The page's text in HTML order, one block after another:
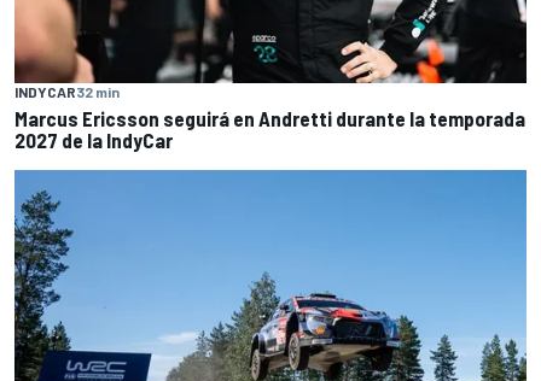
INDYCAR32 min
Marcus Ericsson seguirá en Andretti durante la temporada
2027 de la IndyCar